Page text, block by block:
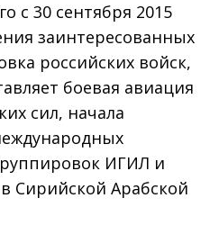
с 30 сентября 2015
заинтересованных
российских войск,
боевая авиация
сил, начала
ИГИЛ и
Сирийской Арабской